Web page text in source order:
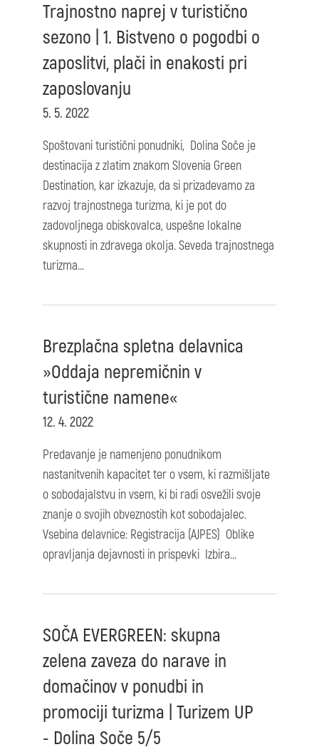
Trajnostno naprej v turistično
sezono | 1. Bistveno o pogodbi o
zaposlitvi, plači in enakosti pri
zaposlovanju
5. 5. 2022
Spoštovani turistični ponudniki, Dolina Soče je
destinacija z zlatim znakom Slovenia Green
Destination, kar izkazuje, da si prizadevamo za
razvoj trajnostnega turizma, ki je pot do
zadovoljnega obiskovalca, uspešne lokalne
skupnosti in zdravega okolja. Seveda trajnostnega
turizma...
Brezplačna spletna delavnica
»Oddaja nepremičnin v
turistične namene«
12. 4. 2022
Predavanje je namenjeno ponudnikom
nastanitvenih kapacitet ter o vsem, ki razmišljate
o sobodajalstvu in vsem, ki bi radi osvežili svoje
znanje o svojih obveznostih kot sobodajalec.
Vsebina delavnice: Registracija (AJPES) Oblike
opravljanja dejavnosti in prispevki Izbira...
SOČA EVERGREEN: skupna
zelena zaveza do narave in
domačinov v ponudbi in
promociji turizma | Turizem UP
- Dolina Soče 5/5